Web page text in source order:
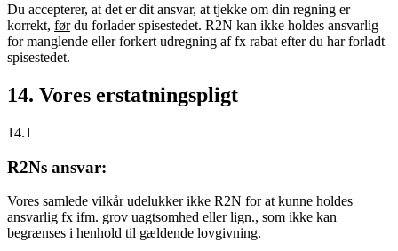
Du accepterer, at det er dit ansvar, at tjekke om din regning er
korrekt, førdu forlader spisestedet. R2N kan ikke holdes ansvarlig
for manglende eller forkert udregning af fx rabat efter du har forladt
spisestedet.
14. Vores erstatningspligt
14.1
R2Ns ansvar:
Vores samlede vilkår udelukker ikke R2N for at kunne holdes
ansvarlig fx ifm. grov uagtsomhed eller lign., som ikke kan
begrænses i henhold til gældende lovgivning.